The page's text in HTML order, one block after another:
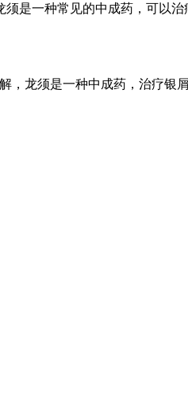
是一种常见的中成药，可以
龙须是一种中成药，治疗银